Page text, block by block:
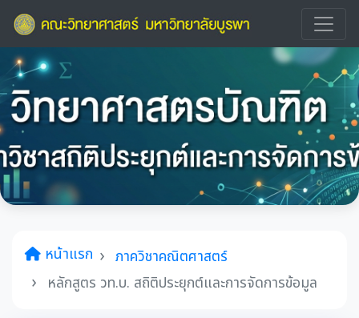
หน้าแรก
ภาควิชาคณิตศาสตร์
หลักสูตร วท.บ. สถิติประยุกต์และการจัดการข้อมูล